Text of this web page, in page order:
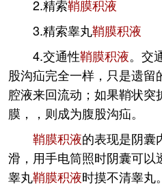
2.精索鞘膜积液
3.精索睾丸鞘膜积液
4.交通性鞘膜积液。交
股沟疝完全一样，只是遗
腔液来回流动；如果鞘状突
膜，，则成为腹股沟疝。
鞘膜积液的表现是阴囊
滑，用手电筒照时阴囊可以
睾丸鞘膜积液时摸不清睾丸